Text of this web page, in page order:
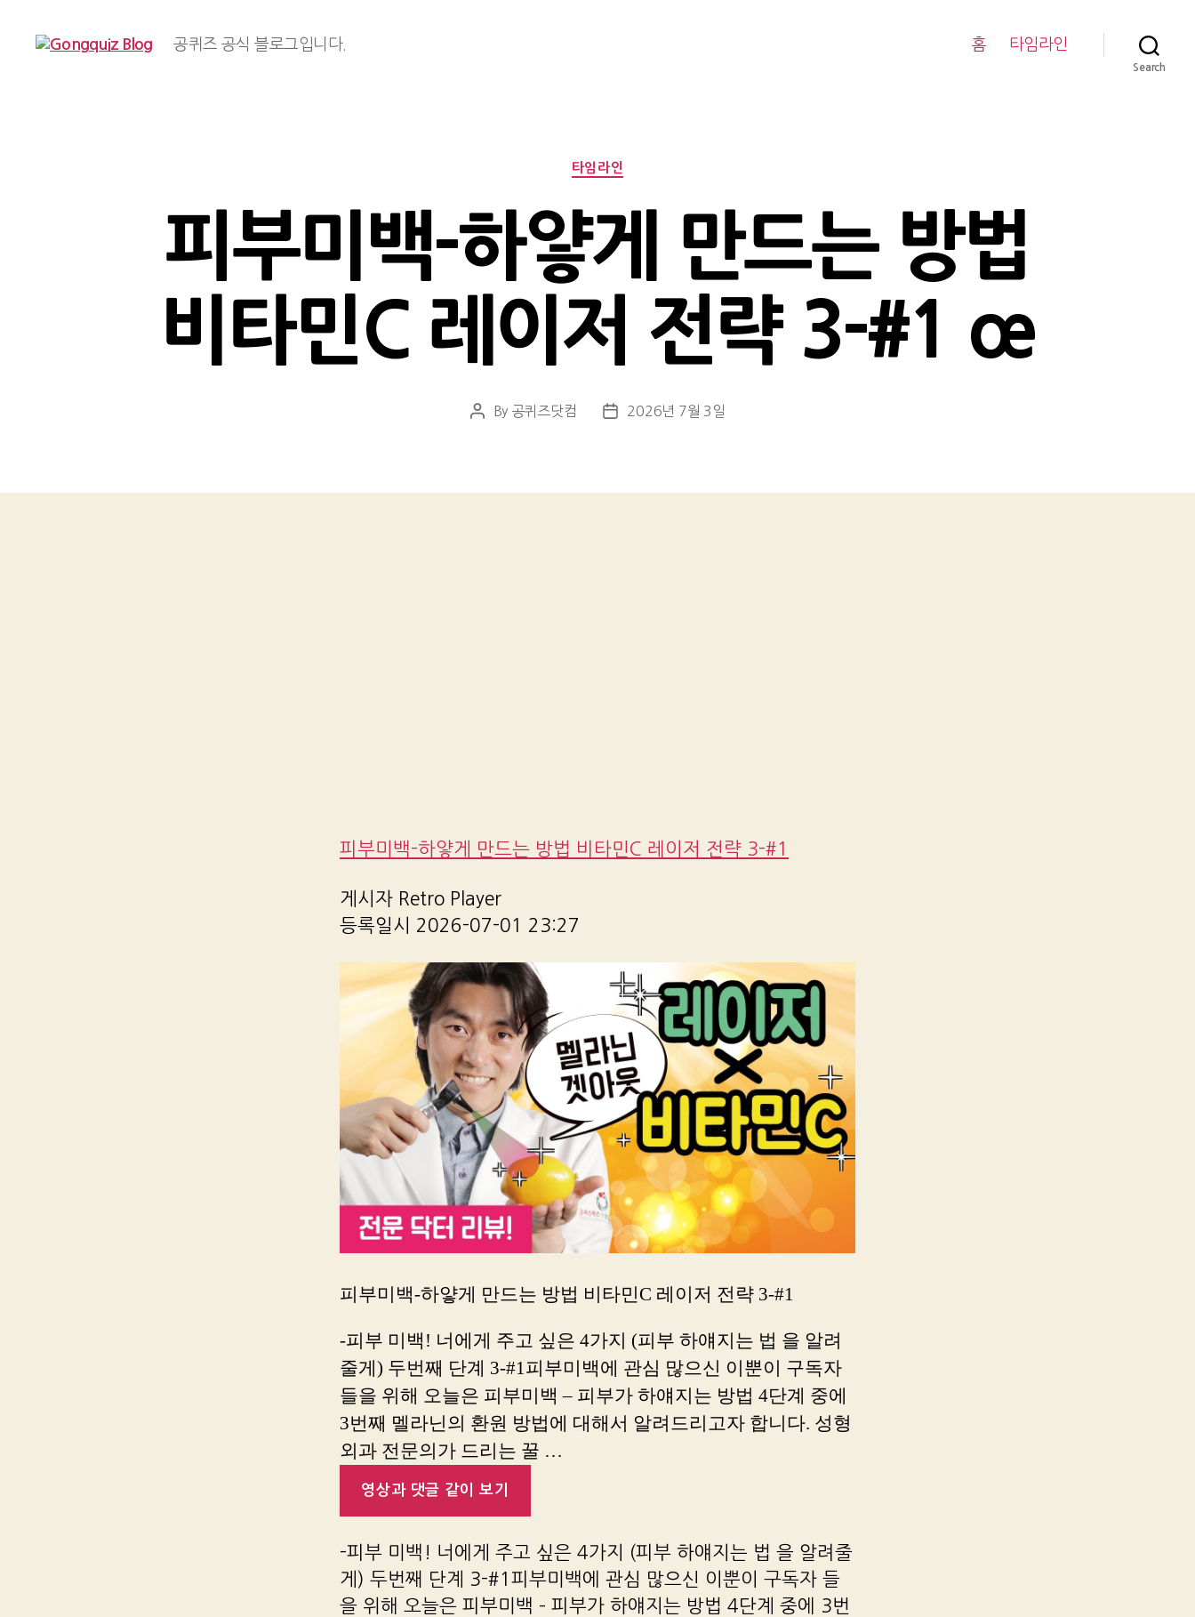
공퀴즈 공식 블로그입니다. 홈 타임라인
Search
Categories
타임라인
피부미백-하얗게 만드는 방법
비타민C 레이저 전략 3-#1 œ
Post
By 공퀴즈닷컴
Post2026년 7월 3일
피부미백-하얗게 만드는 방법 비타민C 레이저 전략 3-#1
게시자 Retro Player
등록일시 2026-07-01 23:27
피부미백-하얗게 만드는 방법 비타민C 레이저 전략 3-#1
-피부 미백! 너에게 주고 싶은 4가지 (피부 하얘지는 법 을 알려
줄게) 두번째 단계 3-#1피부미백에 관심 많으신 이뿐이 구독자
들을 위해 오늘은 피부미백 – 피부가 하얘지는 방법 4단계 중에
3번째 멜라닌의 환원 방법에 대해서 알려드리고자 합니다. 성형
외과 전문의가 드리는 꿀 …
영상과 댓글 같이 보기
-피부 미백! 너에게 주고 싶은 4가지 (피부 하얘지는 법 을 알려줄
게) 두번째 단계 3-#1피부미백에 관심 많으신 이뿐이 구독자 들
을 위해 오늘은 피부미백 – 피부가 하얘지는 방법 4단계 중에 3번